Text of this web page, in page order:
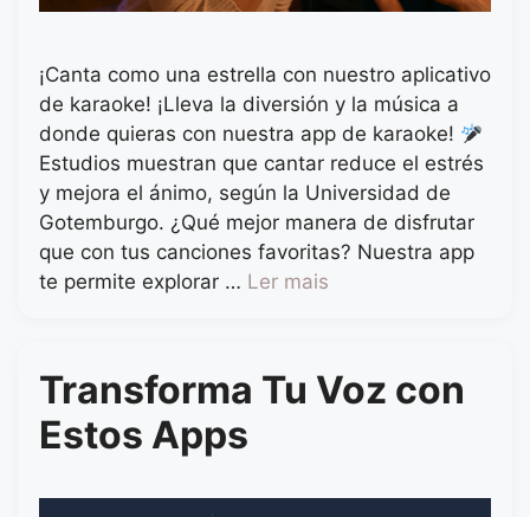
¡Canta como una estrella con nuestro aplicativo
de karaoke! ¡Lleva la diversión y la música a
donde quieras con nuestra app de karaoke!
Estudios muestran que cantar reduce el estrés
y mejora el ánimo, según la Universidad de
Gotemburgo. ¿Qué mejor manera de disfrutar
que con tus canciones favoritas? Nuestra app
te permite explorar … Ler mais
Transforma Tu Voz con
Estos Apps